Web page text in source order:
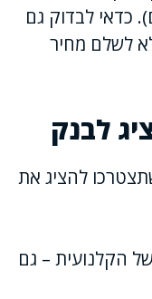
כדאי לבדוק גם
לשלם מחיר
לבנק
להציג את
הקלנועית – גם